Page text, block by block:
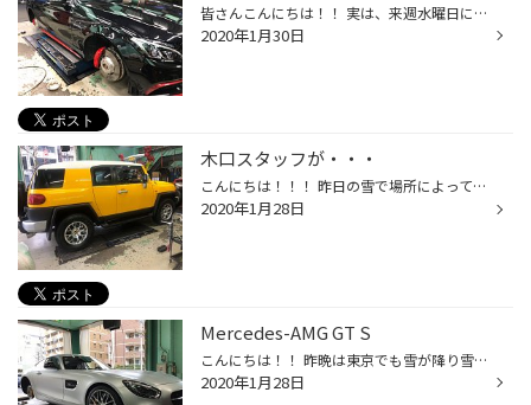
皆さんこんにちは！！ 実は、来週水曜日に本庄サーキットに行ってきます！！ 前回から少し軽量化そしてRE-71RをNEWで持っていくためタイムが楽しみです(^^♪ そして本日は・・・ W205 AMGのタイヤ交換をさせていただきました！！！ F 245/35R19 R 265/35R19 前後ともPOTENZA S007Aで交換させていただ...
2020年1月30日
木口スタッフが・・・
こんにちは！！！ 昨日の雪で場所によっては残ってるところもありますので、 運転にはお気を付けください(-_-;) そして、本日のタイヤ館目白のPITの紹介です(^^♪ 本日はFJクルーザーの新品冬SETのお取り付けをさせていただきました(^^♪ マニアの間ではかなり人気のお車ですね！！ 実は、日本にFJの...
2020年1月28日
Mercedes-AMG GT S
こんにちは！！ 昨晩は東京でも雪が降り雪が残ってる所もあるので凍結した路面に注意してください！ 先日タイヤ交換させて頂きましたMercedes-AMG GT Sを紹介させて頂きます。 11月にフロントの2本を交換させて頂き今回はリアの2本を交換させて頂きましたヽ(^o^) 前後異形のフロントが19インチ、リ...
2020年1月28日